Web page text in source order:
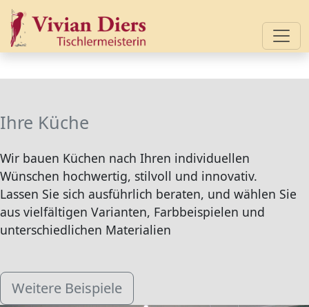
Ihre Küche
Wir bauen Küchen nach Ihren individuellen
Wünschen hochwertig, stilvoll und innovativ.
Lassen Sie sich ausführlich beraten, und wählen Sie
aus vielfältigen Varianten, Farbbeispielen und
unterschiedlichen Materialien
Weitere Beispiele